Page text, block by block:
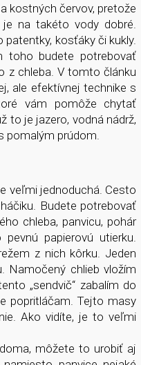
kostných červov, pretože
na takéto vody dobré.
kosťáky či kukly.
toho budete potrebovať
z chleba. V tomto článku
ale efektívnej technike s
vám pomôže chytať
to je jazero, vodná nádrž,
pomalým prúdom.
veľmi jednoduchá. Cesto
Budete potrebovať
chleba, panvicu, pohár
papierovú utierku.
z nich kôrku. Jeden
Namočený chlieb vložím
„sendvič“ zabalím do
popritláčam. Tejto masy
Ako vidíte, je to veľmi
môžete to urobiť aj